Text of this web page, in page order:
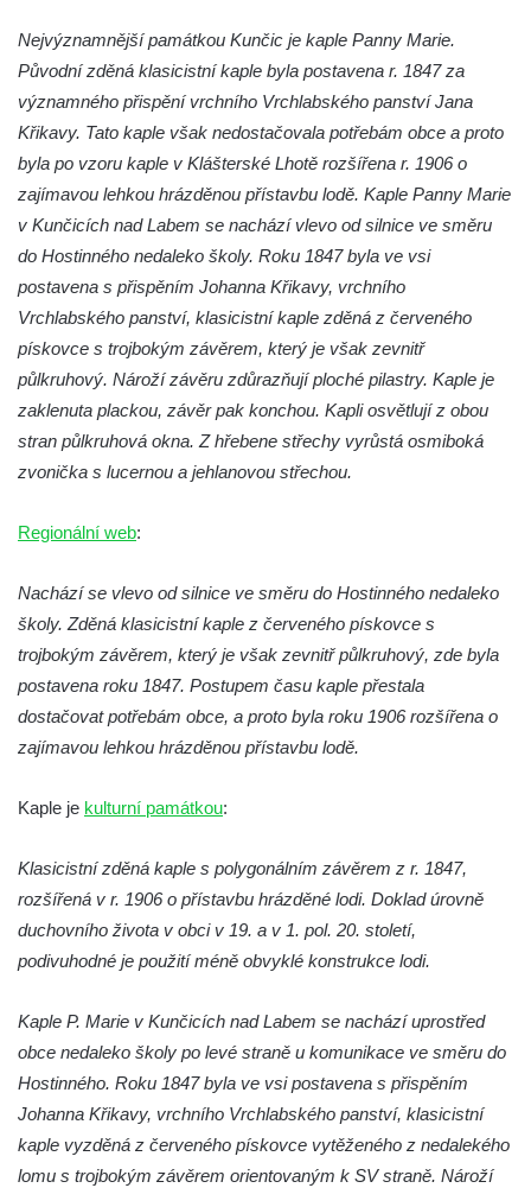
Křížová cesta Římov – XXII. kaple – Šimon
Cyrénský pomáhá Ježíši nést kříž
Křížová cesta Římov – XXI. kaple –
Popravní brána
Křížová cesta Římov – XX. kaple – Svatá
Veronika potkává Ježíše a utírá mu do své
roušky pot z tváře
Křížová cesta Římov – XIX. kaple – Kristus
kříž nesoucí potkává Pannu Marii
Křížová cesta Římov – XVII. kaple – Velký
Pilát
Křížová cesta Římov – XVI. kaple – U
Křížová cesta Římov – XV. kaple – Malý
Křížová cesta Římov – XII. kaple – Vodní
Křížová cesta Římov – XI. kaple – Ježíš
Křížová cesta Římov – X. kaple – U
Cedronu
Křížová cesta Římov – IX. kaple – U
chromého žida
Křížová cesta Římov – VIII. kaple – Kristus
svázán a ze zahrady vyhnán
Křížová cesta Římov – VII. kaple – Políbení
Jidášovo
Křížová cesta Římov – VI. kaple – Olivetská
hora (Getsemanská zahrada)
Nejvýznamnější památkou Kunčic je kaple Panny Marie.
Původní zděná klasicistní kaple byla postavena r. 1847 za
významného přispění vrchního Vrchlabského panství Jana
Křikavy. Tato kaple však nedostačovala potřebám obce a proto
byla po vzoru kaple v Klášterské Lhotě rozšířena r. 1906 o
zajímavou lehkou hrázděnou přístavbu lodě. Kaple Panny Marie
v Kunčicích nad Labem se nachází vlevo od silnice ve směru
do Hostinného nedaleko školy. Roku 1847 byla ve vsi
postavena s přispěním Johanna Křikavy, vrchního
Vrchlabského panství, klasicistní kaple zděná z červeného
pískovce s trojbokým závěrem, který je však zevnitř
půlkruhový. Nároží závěru zdůrazňují ploché pilastry. Kaple je
zaklenuta plackou, závěr pak konchou. Kapli osvětlují z obou
stran půlkruhová okna. Z hřebene střechy vyrůstá osmiboká
zvonička s lucernou a jehlanovou střechou.
Regionální web:
Nachází se vlevo od silnice ve směru do Hostinného nedaleko
školy. Zděná klasicistní kaple z červeného pískovce s
trojbokým závěrem, který je však zevnitř půlkruhový, zde byla
postavena roku 1847. Postupem času kaple přestala
dostačovat potřebám obce, a proto byla roku 1906 rozšířena o
zajímavou lehkou hrázděnou přístavbu lodě.
Kaple je kulturní památkou:
Klasicistní zděná kaple s polygonálním závěrem z r. 1847,
rozšířená v r. 1906 o přístavbu hrázděné lodi. Doklad úrovně
duchovního života v obci v 19. a v 1. pol. 20. století,
podivuhodné je použití méně obvyklé konstrukce lodi.
Kaple P. Marie v Kunčicích nad Labem se nachází uprostřed
obce nedaleko školy po levé straně u komunikace ve směru do
Hostinného. Roku 1847 byla ve vsi postavena s přispěním
Johanna Křikavy, vrchního Vrchlabského panství, klasicistní
kaple vyzděná z červeného pískovce vytěženého z nedalekého
lomu s trojbokým závěrem orientovaným k SV straně. Nároží